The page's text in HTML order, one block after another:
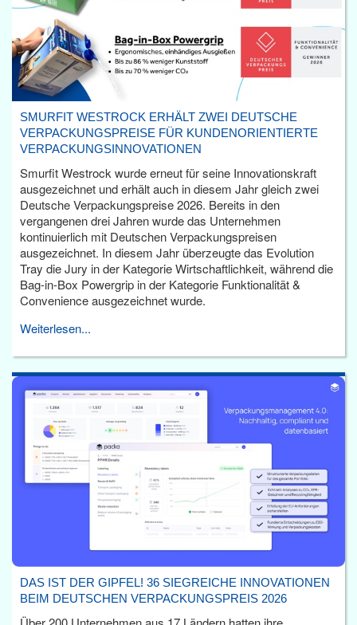
SMURFIT WESTROCK ERHÄLT ZWEI DEUTSCHE
VERPACKUNGSPREISE FÜR KUNDENORIENTIERTE
VERPACKUNGSINNOVATIONEN
Smurfit Westrock wurde erneut für seine Innovationskraft
ausgezeichnet und erhält auch in diesem Jahr gleich zwei
Deutsche Verpackungspreise 2026. Bereits in den
vergangenen drei Jahren wurde das Unternehmen
kontinuierlich mit Deutschen Verpackungspreisen
ausgezeichnet. In diesem Jahr überzeugte das Evolution
Tray die Jury in der Kategorie Wirtschaftlichkeit, während die
Bag-in-Box Powergrip in der Kategorie Funktionalität &
Convenience ausgezeichnet wurde.
Weiterlesen...
DAS IST DER GIPFEL! 36 SIEGREICHE INNOVATIONEN
BEIM DEUTSCHEN VERPACKUNGSPREIS 2026